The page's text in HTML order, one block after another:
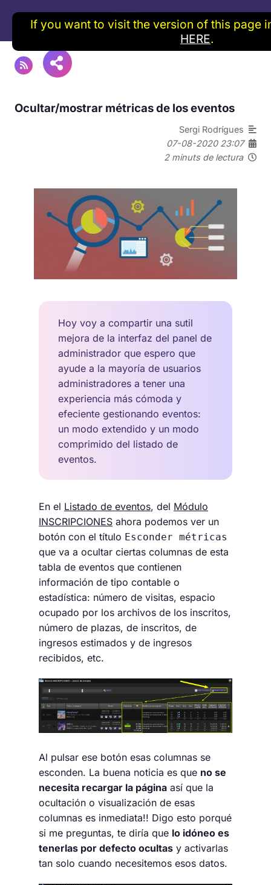
Ocultar/mostrar métricas de los eventos
Sergi Rodrígues
07-08-2020 23:07
2 minuts de lectura
Hoy voy a compartir una sutil
mejora de la interfaz del panel de
administrador que espero que
ayude a la mayoría de usuarios
administradores a tener una
experiencia más cómoda y
efeciente gestionando eventos:
un modo extendido y un modo
comprimido del listado de
eventos.
En el Listado de eventos, del Módulo
INSCRIPCIONES ahora podemos ver un
botón con el título Esconder métricas
que va a ocultar ciertas columnas de esta
tabla de eventos que contienen
información de tipo contable o
estadística: número de visitas, espacio
ocupado por los archivos de los inscritos,
número de plazas, de inscritos, de
ingresos estimados y de ingresos
recibidos, etc.
Al pulsar ese botón esas columnas se
esconden. La buena noticia es que no se
necesita recargar la página así que la
ocultación o visualización de esas
columnas es inmediata!! Digo esto porqué
si me preguntas, te diría que lo idóneo es
tenerlas por defecto ocultas y activarlas
tan solo cuando necesitemos esos datos.
If you want to visit the version of this page
HERE.